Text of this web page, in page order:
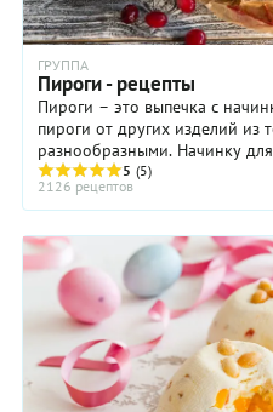
ГРУППА
Пироги - рецепты
Пироги – это выпечка с
пироги от других изделий из
разнообразными. Начинку
(ягоды, фрукты, творог, мак) и ...
5 (5)
2126 рецептов